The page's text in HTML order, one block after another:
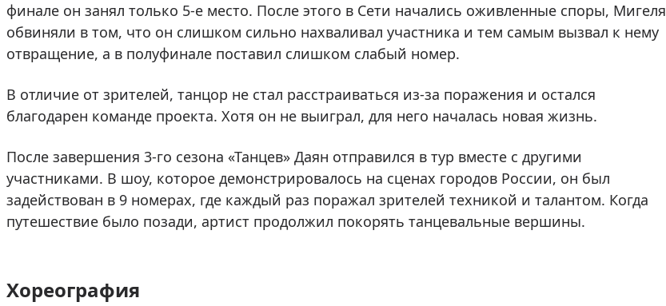
финале он занял только 5-е место. После этого в Сети начались оживленные споры, Мигеля
обвиняли в том, что он слишком сильно нахваливал участника и тем самым вызвал к нему
отвращение, а в полуфинале поставил слишком слабый номер.
В отличие от зрителей, танцор не стал расстраиваться из-за поражения и остался
благодарен команде проекта. Хотя он не выиграл, для него началась новая жизнь.
После завершения 3-го сезона «Танцев» Даян отправился в тур вместе с другими
участниками. В шоу, которое демонстрировалось на сценах городов России, он был
задействован в 9 номерах, где каждый раз поражал зрителей техникой и талантом. Когда
путешествие было позади, артист продолжил покорять танцевальные вершины.
Хореография